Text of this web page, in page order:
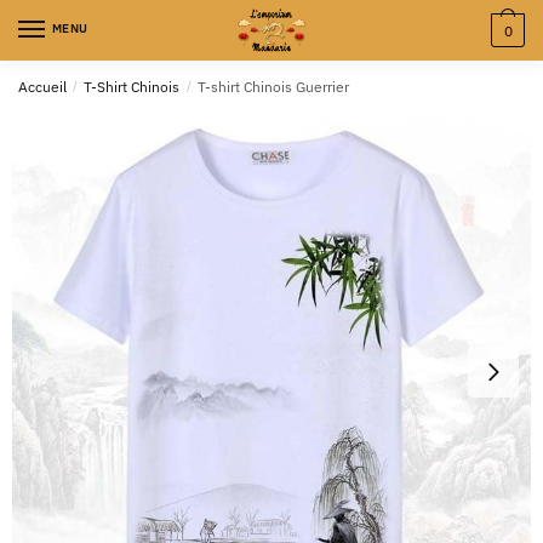
MENU 0
Accueil / T-Shirt Chinois / T-shirt Chinois Guerrier